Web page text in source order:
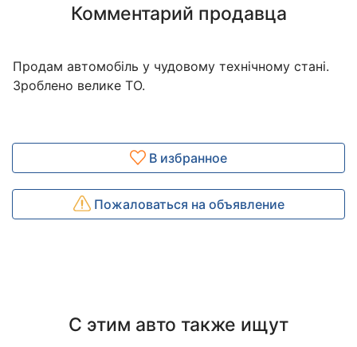
Комментарий продавца
Продам автомобіль у чудовому технічному стані.
Зроблено велике ТО.
В избранное
Пожаловаться на объявление
С этим авто также ищут